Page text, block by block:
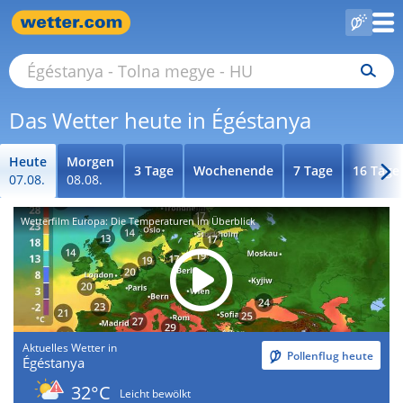
Das Wetter heute in Égéstanya
Heute
07.08.
Morgen
08.08.
3 Tage Wochenende 7 Tage 16 Tage
Wetterfilm Europa: Die Temperaturen im Überblick
Aktuelles Wetter in
Égéstanya Pollenflug heute
32°C
Leicht bewölkt